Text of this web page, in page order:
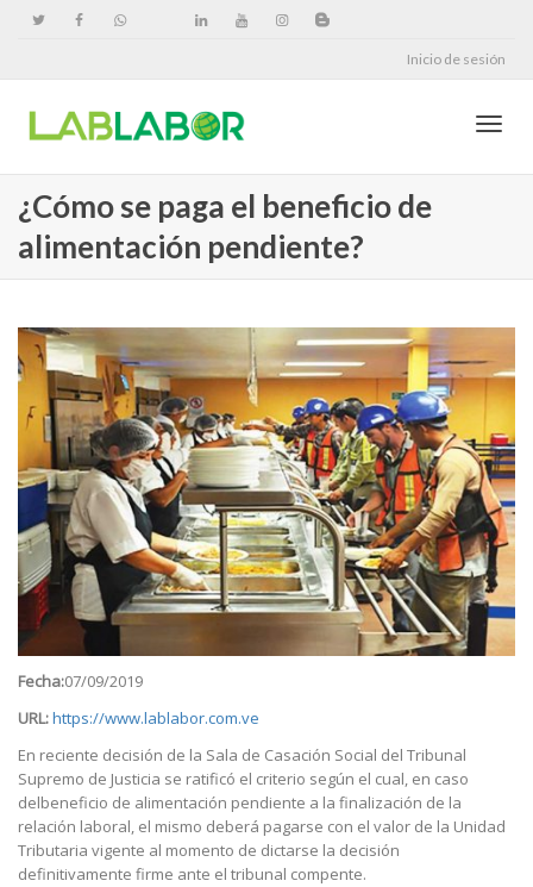
Inicio de sesión
¿Cómo se paga el beneficio de
alimentación pendiente?
Fecha:07/09/2019
URL:https://www.lablabor.com.ve
En reciente decisión de la Sala de Casación Social del Tribunal
Supremo de Justicia se ratificó el criterio según el cual, en caso
delbeneficio de alimentación pendiente a la finalización de la
relación laboral, el mismo deberá pagarse con el valor de la Unidad
Tributaria vigente al momento de dictarse la decisión
definitivamente firme ante el tribunal compente.